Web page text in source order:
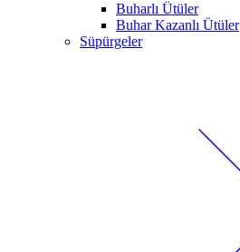
Buharlı Ütüler
Buhar Kazanlı Ütüler
Süpürgeler